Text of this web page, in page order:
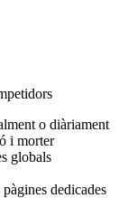
o diàriament
i morter
globals
dedicades